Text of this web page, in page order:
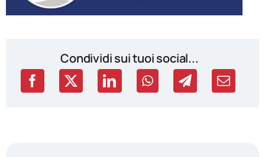
Condividi sui tuoi social...